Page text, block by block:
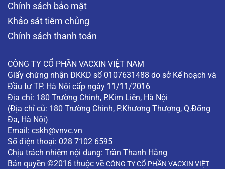
Chính sách bảo mật
Khảo sát tiêm chủng
Chính sách thanh toán
CÔNG TY CỔ PHẦN VACXIN VIỆT NAM
Giấy chứng nhận ĐKKD số 0107631488 do sở Kế hoạch và
Đầu tư TP. Hà Nội cấp ngày 11/11/2016
Địa chỉ: 180 Trường Chinh, P.Kim Liên, Hà Nội
(Địa chỉ cũ: 180 Trường Chinh, P.Khương Thượng, Q.Đống
Đa, Hà Nội)
Email: cskh@vnvc.vn
Số điện thoại: 028 7102 6595
Chịu trách nhiệm nội dung: Trần Thanh Hằng
Bản quyền ©2016 thuộc về CÔNG TY CỔ PHẦN VACXIN VIỆT